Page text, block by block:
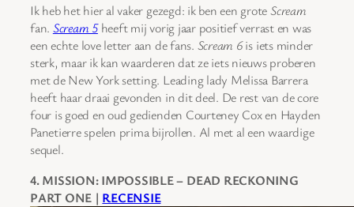
Ik heb het hier al vaker gezegd: ik ben een groteScream
fan. Scream 5heeft mij vorig jaar positief verrast en was
een echte love letter aan de fans. Scream 6is iets minder
sterk, maar ik kan waarderen dat ze iets nieuws proberen
met de New York setting. Leading lady Melissa Barrera
heeft haar draai gevonden in dit deel. De rest van de core
four is goed en oud gedienden Courteney Cox en Hayden
Panetierre spelen prima bijrollen. Al met al een waardige
sequel.
4. MISSION: IMPOSSIBLE – DEAD RECKONING
PART ONE | RECENSIE